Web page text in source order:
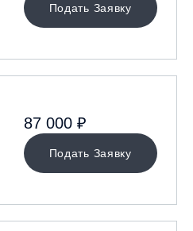
Подать Заявку
Подать Заявку
87 000 ₽